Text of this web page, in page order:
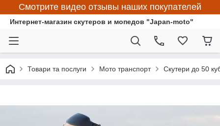
Смотрите видео отзывы наших покупателей
Интернет-магазин скутеров и мопедов "Japan-moto"
Товари та послуги Мото транспорт Скутери до 50